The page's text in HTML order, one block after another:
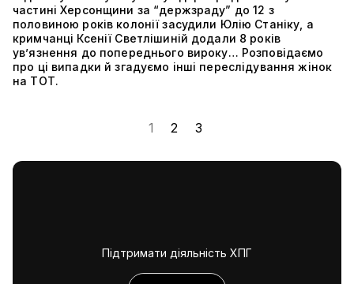
частині Херсонщини за “держзраду” до 12 з
половиною років колонії засудили Юлію Станіку, а
кримчанці Ксенії Светлішиній додали 8 років
ув’язнення до попереднього вироку… Розповідаємо
про ці випадки й згадуємо інші переслідування жінок
на ТОТ.
1 2 3
Підтримати діяльність ХПГ